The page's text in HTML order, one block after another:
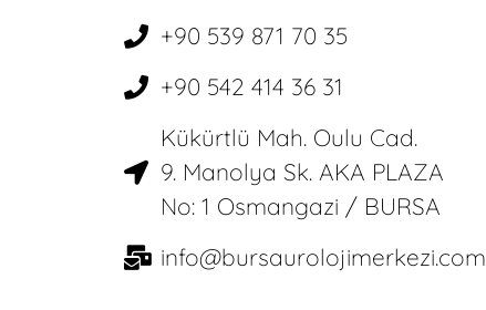
+90 539 871 70 35
+90 542 414 36 31
Kükürtlü Mah. Oulu Cad.
9. Manolya Sk. AKA PLAZA
No: 1 Osmangazi / BURSA
info@bursaurolojimerkezi.com